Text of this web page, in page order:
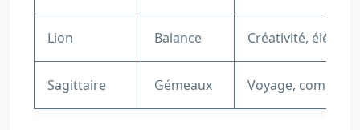
Lion Balance Créativité,
Sagittaire Gémeaux Voyage,